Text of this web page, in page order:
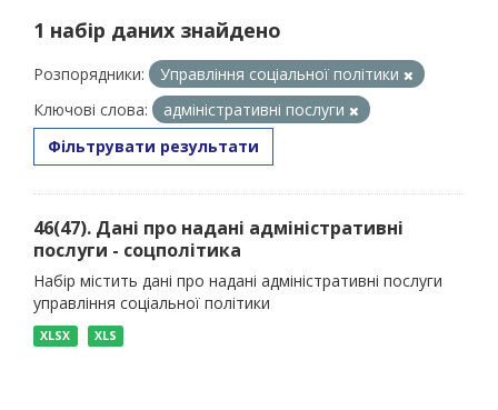
1 набір даних знайдено
Розпорядники:
Управління соціальної політики
Ключові слова:
адміністративні послуги
Фільтрувати результати
46(47). Дані про надані адміністративні
послуги - соцполітика
Набір містить дані про надані адміністративні послуги
управління соціальної політики
XLSX XLS